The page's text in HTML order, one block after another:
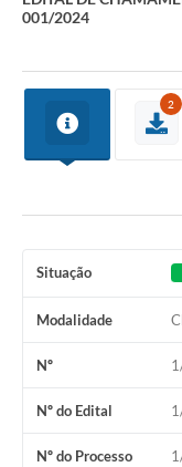
001/2024
2
Situação
Modalidade
Nº
Nº do Edital
Nº do Processo